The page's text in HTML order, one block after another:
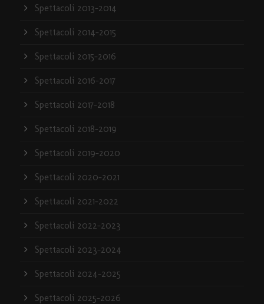
Spettacoli 2013-2014
Spettacoli 2014-2015
Spettacoli 2015-2016
Spettacoli 2016-2017
Spettacoli 2017-2018
Spettacoli 2018-2019
Spettacoli 2019-2020
Spettacoli 2020-2021
Spettacoli 2021-2022
Spettacoli 2022-2023
Spettacoli 2023-2024
Spettacoli 2024-2025
Spettacoli 2025-2026